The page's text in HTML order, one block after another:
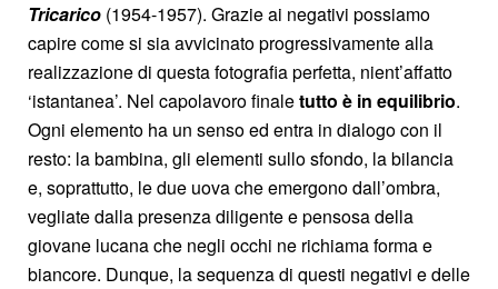
Tricarico (1954-1957). Grazie ai negativi possiamo
capire come si sia avvicinato progressivamente alla
realizzazione di questa fotografia perfetta, nient’affatto
‘istantanea’. Nel capolavoro finaletutto è in equilibrio.
Ogni elemento ha un senso ed entra in dialogo con il
resto: la bambina, gli elementi sullo sfondo, la bilancia
e, soprattutto, le due uova che emergono dall’ombra,
vegliate dalla presenza diligente e pensosa della
giovane lucana che negli occhi ne richiama forma e
biancore. Dunque, la sequenza di questi negativi e delle